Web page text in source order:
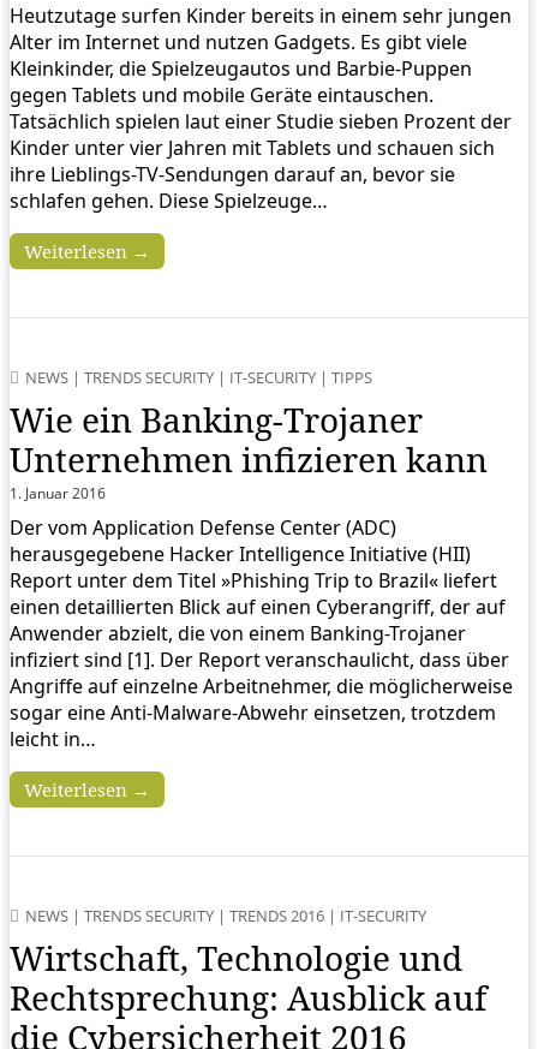
Heutzutage surfen Kinder bereits in einem sehr jungen
Alter im Internet und nutzen Gadgets. Es gibt viele
Kleinkinder, die Spielzeugautos und Barbie-Puppen
gegen Tablets und mobile Geräte eintauschen.
Tatsächlich spielen laut einer Studie sieben Prozent der
Kinder unter vier Jahren mit Tablets und schauen sich
ihre Lieblings-TV-Sendungen darauf an, bevor sie
schlafen gehen. Diese Spielzeuge…
Weiterlesen →
NEWS | TRENDS SECURITY | IT-SECURITY | TIPPS
Wie ein Banking-Trojaner
Unternehmen infizieren kann
1. Januar 2016
Der vom Application Defense Center (ADC)
herausgegebene Hacker Intelligence Initiative (HII)
Report unter dem Titel »Phishing Trip to Brazil« liefert
einen detaillierten Blick auf einen Cyberangriff, der auf
Anwender abzielt, die von einem Banking-Trojaner
infiziert sind [1]. Der Report veranschaulicht, dass über
Angriffe auf einzelne Arbeitnehmer, die möglicherweise
sogar eine Anti-Malware-Abwehr einsetzen, trotzdem
leicht in…
Weiterlesen →
NEWS | TRENDS SECURITY | TRENDS 2016 | IT-SECURITY
Wirtschaft, Technologie und
Rechtsprechung: Ausblick auf
die Cybersicherheit 2016